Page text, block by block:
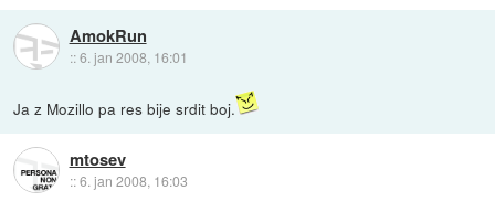
AmokRun
::6. jan 2008, 16:01
Ja z Mozillo pa res bije srdit boj.
mtosev
::6. jan 2008, 16:03